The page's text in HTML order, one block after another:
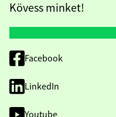
Kövess minket!
Facebook
LinkedIn
Youtube